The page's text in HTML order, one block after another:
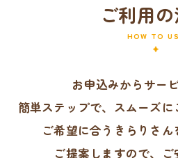
ご利用
HOW TO
お申込みからサー
簡単ステップで、スムーズに
ご希望に合うきらりさん
ご提案しますので、ご